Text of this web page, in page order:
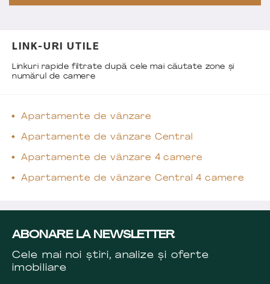
LINK-URI UTILE
Linkuri rapide filtrate după cele mai căutate zone și
numărul de camere
Apartamente de vânzare
Apartamente de vânzare Central
Apartamente de vânzare 4 camere
Apartamente de vânzare Central 4 camere
ABONARE LA NEWSLETTER
Cele mai noi știri, analize și oferte
imobiliare